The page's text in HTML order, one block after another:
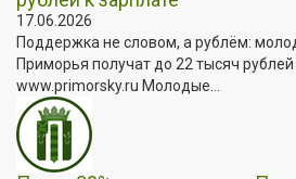
17.06.2026
Поддержка не словом, а рублём:
Приморья получат до 22 тысяч
www.primorsky.ru Молодые...